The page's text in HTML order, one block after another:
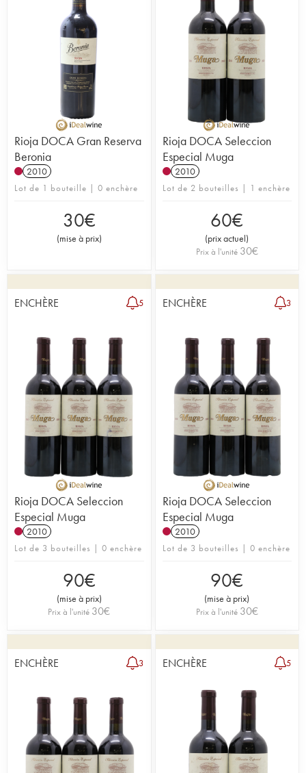
Rioja DOCA Gran Reserva
Beronia
2010
Lot de 1 bouteille | 0 enchère
30€
(mise à prix)
Rioja DOCA Seleccion
Especial Muga
2010
Lot de 2 bouteilles | 1 enchère
60€
(prix actuel)
Prix à l'unité 30€
ENCHÈRE 5
Rioja DOCA Seleccion
Especial Muga
2010
Lot de 3 bouteilles | 0 enchère
90€
(mise à prix)
Prix à l'unité 30€
ENCHÈRE 3
Rioja DOCA Seleccion
Especial Muga
2010
Lot de 3 bouteilles | 0 enchère
90€
(mise à prix)
Prix à l'unité 30€
ENCHÈRE 3 ENCHÈRE 5